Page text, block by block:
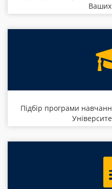
Підбір програми